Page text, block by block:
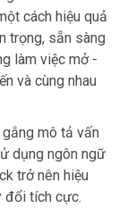
cách hiệu quả
trọng, sẵn sàng
làm việc mở -
và cùng nhau
mô tả vấn
dụng ngôn ngữ
trở nên hiệu
đổi tích cực.